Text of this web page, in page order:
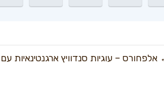
– עוגיות סנדוויץ ארגנטינאיות